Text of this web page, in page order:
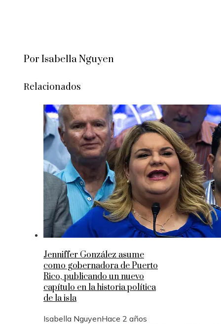
Por Isabella Nguyen
Relacionados
Jenniffer González asume
como gobernadora de Puerto
Rico, publicando un nuevo
capítulo en la historia política
de la isla
Isabella NguyenHace 2 años